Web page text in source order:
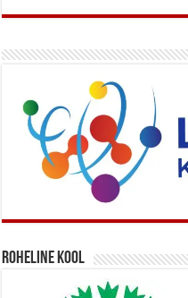
Roheline kool